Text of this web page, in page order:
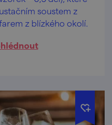
soustem z
z blízkého okolí.